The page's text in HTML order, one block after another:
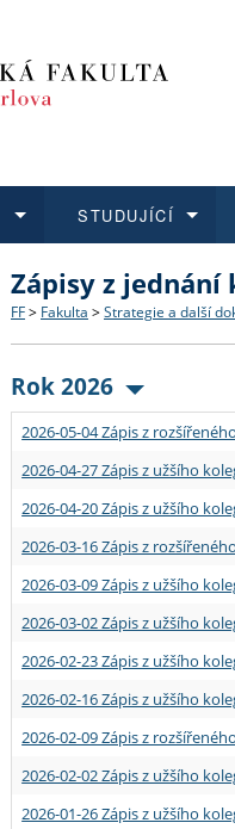
Struktura a historie
Strategie a další
Podpora a benefity pro
Absolventi fakulty
Co studovat a jak se
Učitelské studijní
Informace k průběhu
STUDUJÍCÍ
Bakalářské a magisterské
Doktorské studium
Rigorózní řízení
O vědě a výzkumu na FF
Akademické kvalifikace
Granty a projekty
Aktuální nabídky a
Vyjíždějící studenti
Přijíždějící studenti
Vyjíždějící zaměstnanci
Zápisy z jednání
FF > Fakulta > Strategie a další
Rok 2026
2026-05-04 Zápis z
2026-04-27 Zápis z užšího
2026-04-20 Zápis z užšího
2026-03-16 Zápis z
2026-03-09 Zápis z užšího
2026-03-02 Zápis z užšího
2026-02-23 Zápis z užšího
2026-02-16 Zápis z užšího
2026-02-09 Zápis z
2026-02-02 Zápis z užšího
2026-01-26 Zápis z užšího